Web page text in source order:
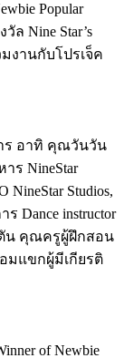
Popular
Nine Star’s
งานกับโปรเจ็ค
ร อาทิ คุณวันวัน
ร NineStar
Studios,
Dance instructor
ตัน คุณครูผู้ฝึกสอน
มแขกผู้มีเกียรติ
of Newbie